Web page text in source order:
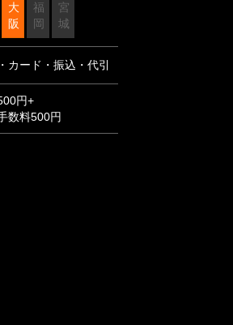
大
阪
福
岡
宮
城
カード・振込・代引
円+
数料500円